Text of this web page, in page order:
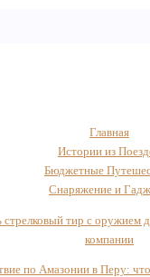
Главная
Истории из
Бюджетные
Снаряжение и
стрелковый тир с оружием
компании
по Амазонии в Перу: